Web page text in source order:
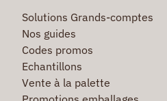
Solutions Grands-comptes
Nos guides
Codes promos
Echantillons
Vente à la palette